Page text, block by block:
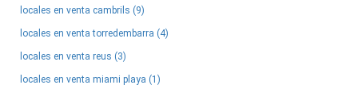
locales en venta cambrils (9)
locales en venta torredembarra (4)
locales en venta reus (3)
locales en venta miami playa (1)